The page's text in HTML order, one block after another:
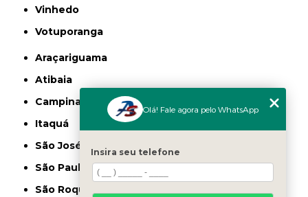
Vinhedo
Votuporanga
Araçariguama
Atibaia
Campinas
Itaquá
São José dos Campos
São Paulo
São Roque
Olá! Fale agora pelo WhatsApp
Insira seu telefone